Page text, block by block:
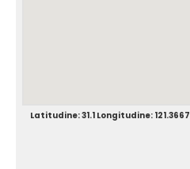
Latitudine: 31.1 Longitudine: 121.3667